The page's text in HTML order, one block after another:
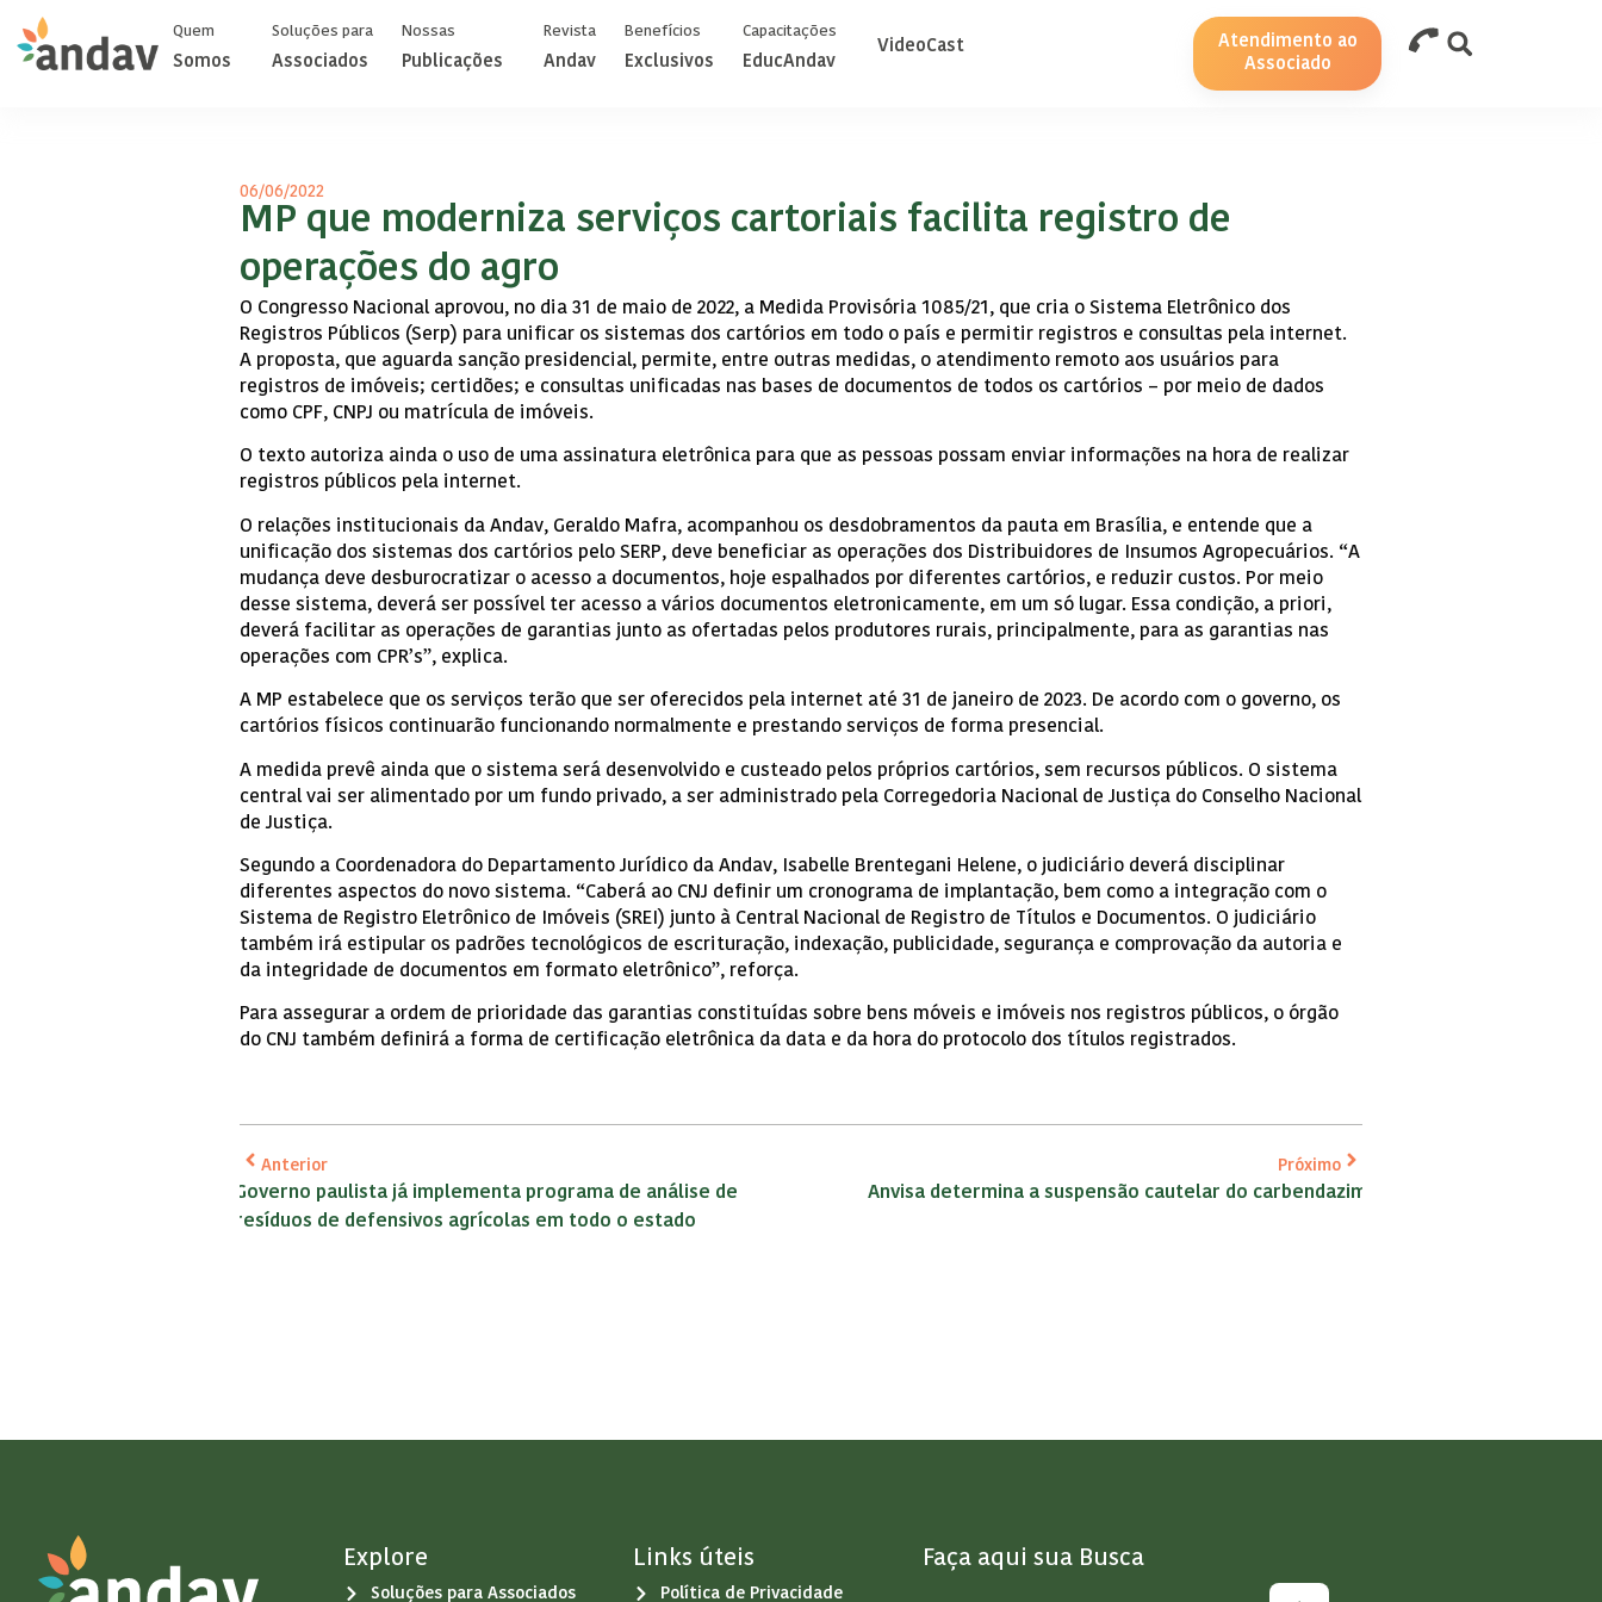
Quem
Somos
Soluções para
Associados
Nossas
Publicações
Revista
Andav
Benefícios
Exclusivos
Capacitações
EducAndav
VideoCast
Atendimento ao
Associado
06/06/2022
MP que moderniza serviços cartoriais facilita registro de
operações do agro
O Congresso Nacional aprovou, no dia 31 de maio de 2022, a Medida Provisória 1085/21, que cria o Sistema Eletrônico dos
Registros Públicos (Serp) para unificar os sistemas dos cartórios em todo o país e permitir registros e consultas pela internet.
A proposta, que aguarda sanção presidencial, permite, entre outras medidas, o atendimento remoto aos usuários para
registros de imóveis; certidões; e consultas unificadas nas bases de documentos de todos os cartórios – por meio de dados
como CPF, CNPJ ou matrícula de imóveis.
O texto autoriza ainda o uso de uma assinatura eletrônica para que as pessoas possam enviar informações na hora de realizar
registros públicos pela internet.
O relações institucionais da Andav, Geraldo Mafra, acompanhou os desdobramentos da pauta em Brasília, e entende que a
unificação dos sistemas dos cartórios pelo SERP, deve beneficiar as operações dos Distribuidores de Insumos Agropecuários. “A
mudança deve desburocratizar o acesso a documentos, hoje espalhados por diferentes cartórios, e reduzir custos. Por meio
desse sistema, deverá ser possível ter acesso a vários documentos eletronicamente, em um só lugar. Essa condição, a priori,
deverá facilitar as operações de garantias junto as ofertadas pelos produtores rurais, principalmente, para as garantias nas
operações com CPR’s”, explica.
A MP estabelece que os serviços terão que ser oferecidos pela internet até 31 de janeiro de 2023. De acordo com o governo, os
cartórios físicos continuarão funcionando normalmente e prestando serviços de forma presencial.
A medida prevê ainda que o sistema será desenvolvido e custeado pelos próprios cartórios, sem recursos públicos. O sistema
central vai ser alimentado por um fundo privado, a ser administrado pela Corregedoria Nacional de Justiça do Conselho Nacional
de Justiça.
Segundo a Coordenadora do Departamento Jurídico da Andav, Isabelle Brentegani Helene, o judiciário deverá disciplinar
diferentes aspectos do novo sistema. “Caberá ao CNJ definir um cronograma de implantação, bem como a integração com o
Sistema de Registro Eletrônico de Imóveis (SREI) junto à Central Nacional de Registro de Títulos e Documentos. O judiciário
também irá estipular os padrões tecnológicos de escrituração, indexação, publicidade, segurança e comprovação da autoria e
da integridade de documentos em formato eletrônico”, reforça.
Para assegurar a ordem de prioridade das garantias constituídas sobre bens móveis e imóveis nos registros públicos, o órgão
do CNJ também definirá a forma de certificação eletrônica da data e da hora do protocolo dos títulos registrados.
Anterior
Governo paulista já implementa programa de análise de
resíduos de defensivos agrícolas em todo o estado
Próximo
Anvisa determina a suspensão cautelar do carbendazim
Explore
Soluções para Associados
Links úteis
Política de Privacidade
Faça aqui sua Busca